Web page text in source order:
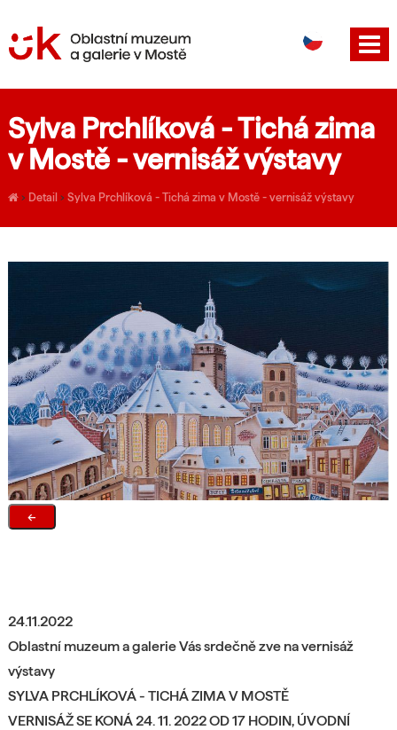
EN
Sylva Prchlíková - Tichá zima
v Mostě - vernisáž výstavy
› Detail › Sylva Prchlíková - Tichá zima v Mostě - vernisáž výstavy
←
24.11.2022
Oblastní muzeum a galerie Vás srdečně zve na vernisáž
výstavy
SYLVA PRCHLÍKOVÁ - TICHÁ ZIMA V MOSTĚ
VERNISÁŽ SE KONÁ 24. 11. 2022 OD 17 HODIN, ÚVODNÍ